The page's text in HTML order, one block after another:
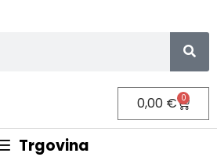
0,00 € 0
Trgovina